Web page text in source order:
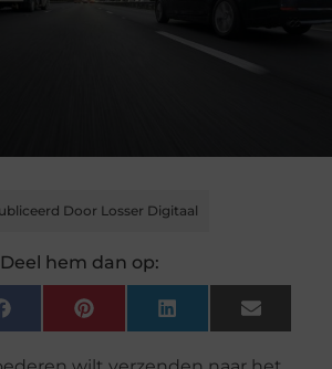
Door Losser Digitaal
hem dan op:
FacebookPinterest LinkedIn Email